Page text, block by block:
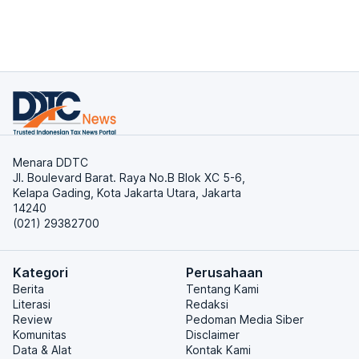
Menara DDTC
Jl. Boulevard Barat. Raya No.B Blok XC 5-6,
Kelapa Gading, Kota Jakarta Utara, Jakarta
14240
(021) 29382700
Kategori
Berita
Literasi
Review
Komunitas
Data & Alat
Perusahaan
Tentang Kami
Redaksi
Pedoman Media Siber
Disclaimer
Kontak Kami